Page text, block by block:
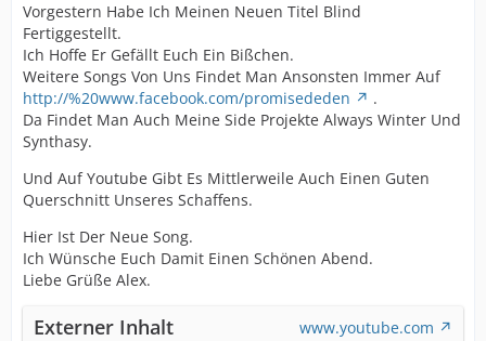
Vorgestern Habe Ich Meinen Neuen Titel Blind
Fertiggestellt.
Ich Hoffe Er Gefällt Euch Ein Bißchen.
Weitere Songs Von Uns Findet Man Ansonsten Immer Auf
http://%20www.facebook.com/promisededen
.
Da Findet Man Auch Meine Side Projekte Always Winter Und
Synthasy.
Und Auf Youtube Gibt Es Mittlerweile Auch Einen Guten
Querschnitt Unseres Schaffens.
Hier Ist Der Neue Song.
Ich Wünsche Euch Damit Einen Schönen Abend.
Liebe Grüße Alex.
Externer Inhalt
www.youtube.com